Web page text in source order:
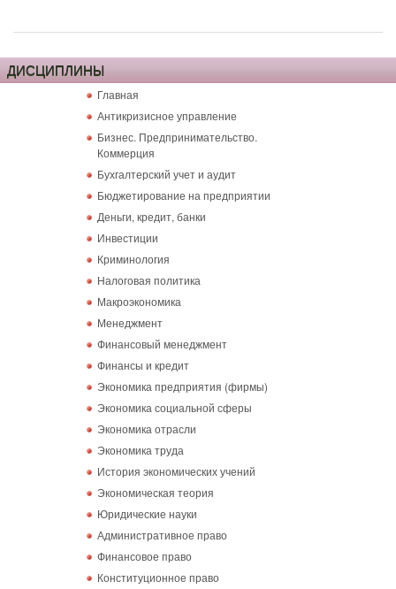
ДИСЦИПЛИНЫ
Главная
Антикризисное управление
Бизнес. Предпринимательство.
Коммерция
Бухгалтерский учет и аудит
Бюджетирование на предприятии
Деньги, кредит, банки
Инвестиции
Криминология
Налоговая политика
Макроэкономика
Менеджмент
Финансовый менеджмент
Финансы и кредит
Экономика предприятия (фирмы)
Экономика социальной сферы
Экономика отрасли
Экономика труда
История экономических учений
Экономическая теория
Юридические науки
Административное право
Финансовое право
Конституционное право